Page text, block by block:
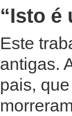
“Isto é
Este
antigas.
pais,